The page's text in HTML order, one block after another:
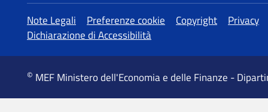
MEF Ministero dell'Economia e delle Finanze -